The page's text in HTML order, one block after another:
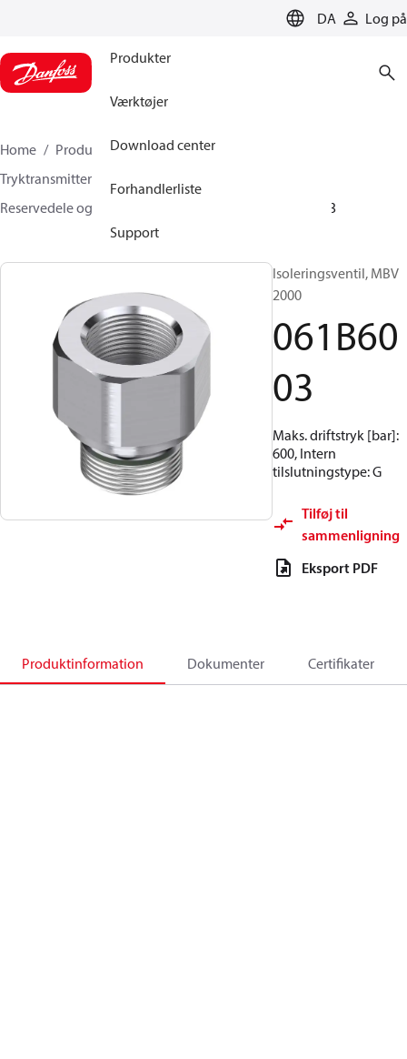
DA Log på
Produkter
Værktøjer
Download center
Forhandlerliste
Support
Home Produkter
Sensing solutions
Tryktransmittere og tilbehør
Reservedele og tilbehør til tryktransmittere
061B6003
Isoleringsventil, MBV
2000
061B60
03
Maks. driftstryk [bar]:
600, Intern
tilslutningstype: G
Tilføj til
sammenligning
Eksport PDF
Produktinformation Dokumenter Certifikater